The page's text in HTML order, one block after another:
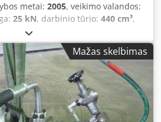
metai: 2005, veikimo valandos:
25 kN, darbinio tūrio: 440 cm³,
juosta, bendras svoris:
25 mm, Pristatymo sąlygos:
laikas: pagal susitarimą
% išankstinis mokėjimas prieš
Chjdpfoynbcnex Ac Esa
Mažas skelbimas